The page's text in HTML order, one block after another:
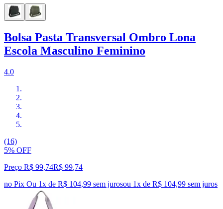
Bolsa Pasta Transversal Ombro Lona
Escola Masculino Feminino
4.0
(16)
5% OFF
Preço R$ 99,74R$ 99,74
no Pix Ou 1x de R$ 104,99 sem jurosou 1x de R$ 104,99 sem juros